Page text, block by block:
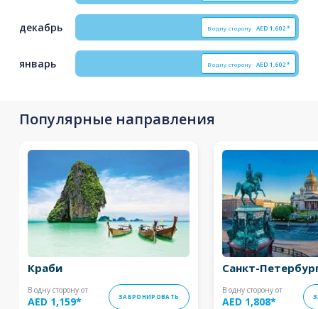
декабрь В одну сторону AED 1,602*
январь В одну сторону AED 1,602*
Популярные направления
Краби
В одну сторону от
AED 1,159* ЗАБРОНИРОВАТЬ
Санкт-
В одну сторону от
AED 1,808*